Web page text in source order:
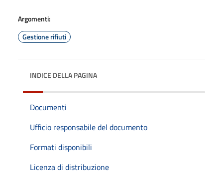
Argomenti:
Gestione rifiuti
INDICE DELLA PAGINA
Documenti
Ufficio responsabile del documento
Formati disponibili
Licenza di distribuzione